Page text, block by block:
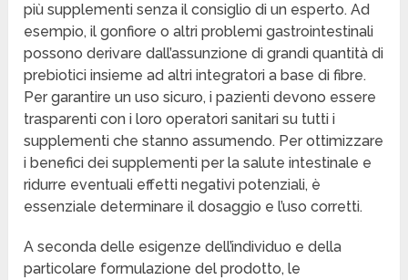
più supplementi senza il consiglio di un esperto. Ad
esempio, il gonfiore o altri problemi gastrointestinali
possono derivare dall’assunzione di grandi quantità di
prebiotici insieme ad altri integratori a base di fibre.
Per garantire un uso sicuro, i pazienti devono essere
trasparenti con i loro operatori sanitari su tutti i
supplementi che stanno assumendo. Per ottimizzare
i benefici dei supplementi per la salute intestinale e
ridurre eventuali effetti negativi potenziali, è
essenziale determinare il dosaggio e l’uso corretti.
A seconda delle esigenze dell’individuo e della
particolare formulazione del prodotto, le